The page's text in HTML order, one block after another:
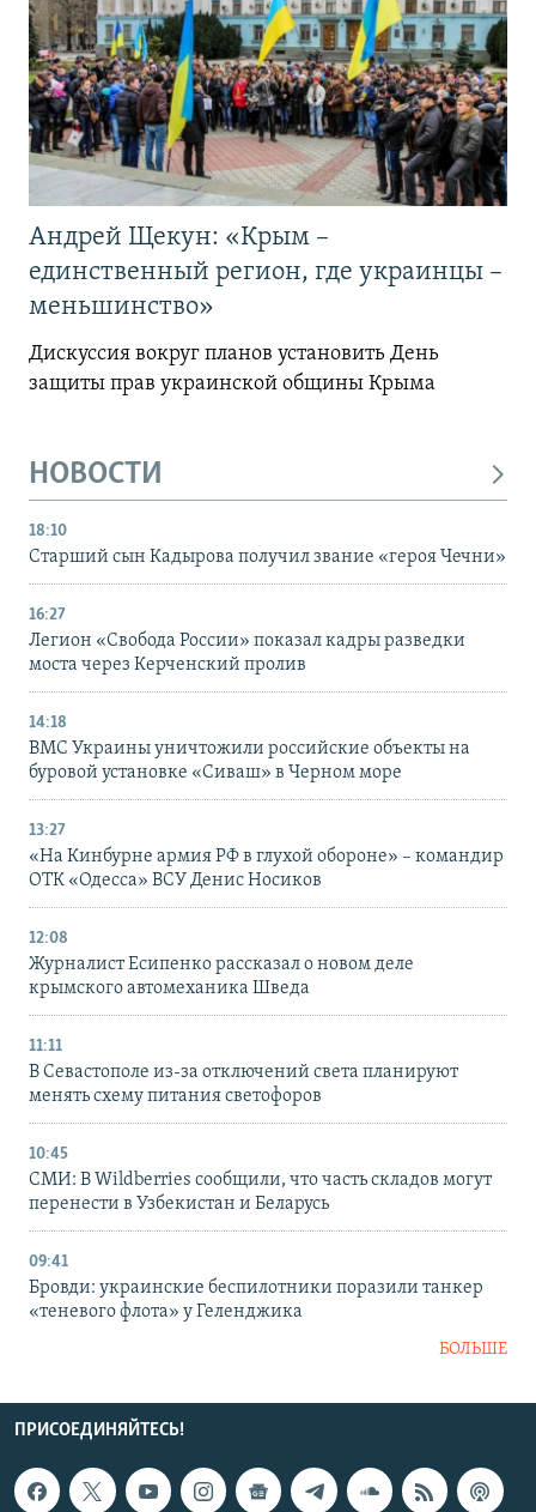
Андрей Щекун: «Крым –
единственный регион, где украинцы –
меньшинство»
Дискуссия вокруг планов установить День
защиты прав украинской общины Крыма
НОВОСТИ
18:10
Старший сын Кадырова получил звание «героя Чечни»
16:27
Легион «Свобода России» показал кадры разведки
моста через Керченский пролив
14:18
ВМС Украины уничтожили российские объекты на
буровой установке «Сиваш» в Черном море
13:27
«На Кинбурне армия РФ в глухой обороне» – командир
ОТК «Одесса» ВСУ Денис Носиков
12:08
Журналист Есипенко рассказал о новом деле
крымского автомеханика Шведа
11:11
В Севастополе из-за отключений света планируют
менять схему питания светофоров
10:45
СМИ: В Wildberries сообщили, что часть складов могут
перенести в Узбекистан и Беларусь
09:41
Бровди: украинские беспилотники поразили танкер
«теневого флота» у Геленджика
БОЛЬШЕ
ПРИСОЕДИНЯЙТЕСЬ!